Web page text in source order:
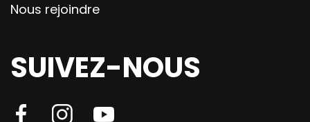
Nous rejoindre
SUIVEZ-NOUS